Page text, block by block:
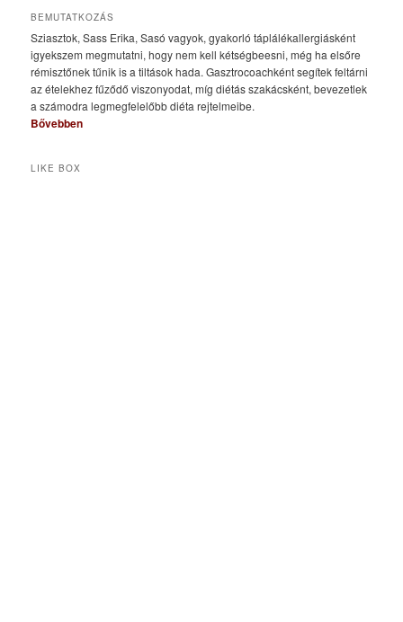
BEMUTATKOZÁS
Sziasztok, Sass Erika, Sasó vagyok, gyakorló táplálékallergiásként
igyekszem megmutatni, hogy nem kell kétségbeesni, még ha elsőre
rémisztőnek tűnik is a tiltások hada. Gasztrocoachként segítek feltárni
az ételekhez fűződő viszonyodat, míg diétás szakácsként, bevezetlek
a számodra legmegfelelőbb diéta rejtelmeibe.
Bővebben
LIKE BOX